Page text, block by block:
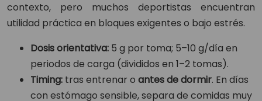
contexto, pero muchos deportistas encuentran
utilidad práctica en bloques exigentes o bajo estrés.
Dosis orientativa: 5 g por toma; 5–10 g/día en
periodos de carga (divididos en 1–2 tomas).
Timing: tras entrenar o antes de dormir. En días
con estómago sensible, separa de comidas muy